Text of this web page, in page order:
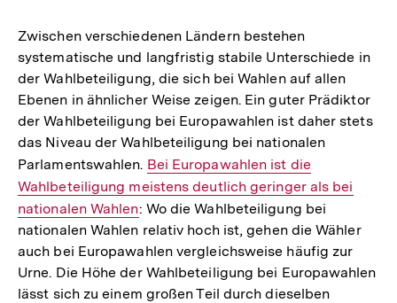
Zwischen verschiedenen Ländern bestehen
systematische und langfristig stabile Unterschiede in
der Wahlbeteiligung, die sich bei Wahlen auf allen
Ebenen in ähnlicher Weise zeigen. Ein guter Prädiktor
der Wahlbeteiligung bei Europawahlen ist daher stets
das Niveau der Wahlbeteiligung bei nationalen
Parlamentswahlen. Interner
Link:
Bei Europawahlen ist die
Wahlbeteiligung meistens deutlich geringer als bei
nationalen Wahlen: Wo die Wahlbeteiligung bei
nationalen Wahlen relativ hoch ist, gehen die Wähler
auch bei Europawahlen vergleichsweise häufig zur
Urne. Die Höhe der Wahlbeteiligung bei Europawahlen
lässt sich zu einem großen Teil durch dieselben